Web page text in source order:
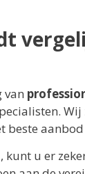
van
beste
u er